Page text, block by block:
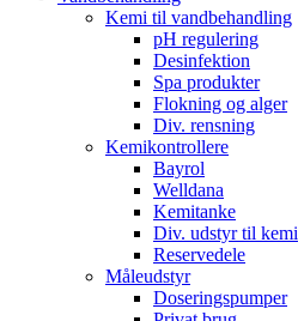
Kemi til vandbehandling
pH regulering
Desinfektion
Spa produkter
Flokning og alger
Div. rensning
Kemikontrollere
Bayrol
Welldana
Kemitanke
Div. udstyr til kemi
Reservedele
Måleudstyr
Doseringspumper